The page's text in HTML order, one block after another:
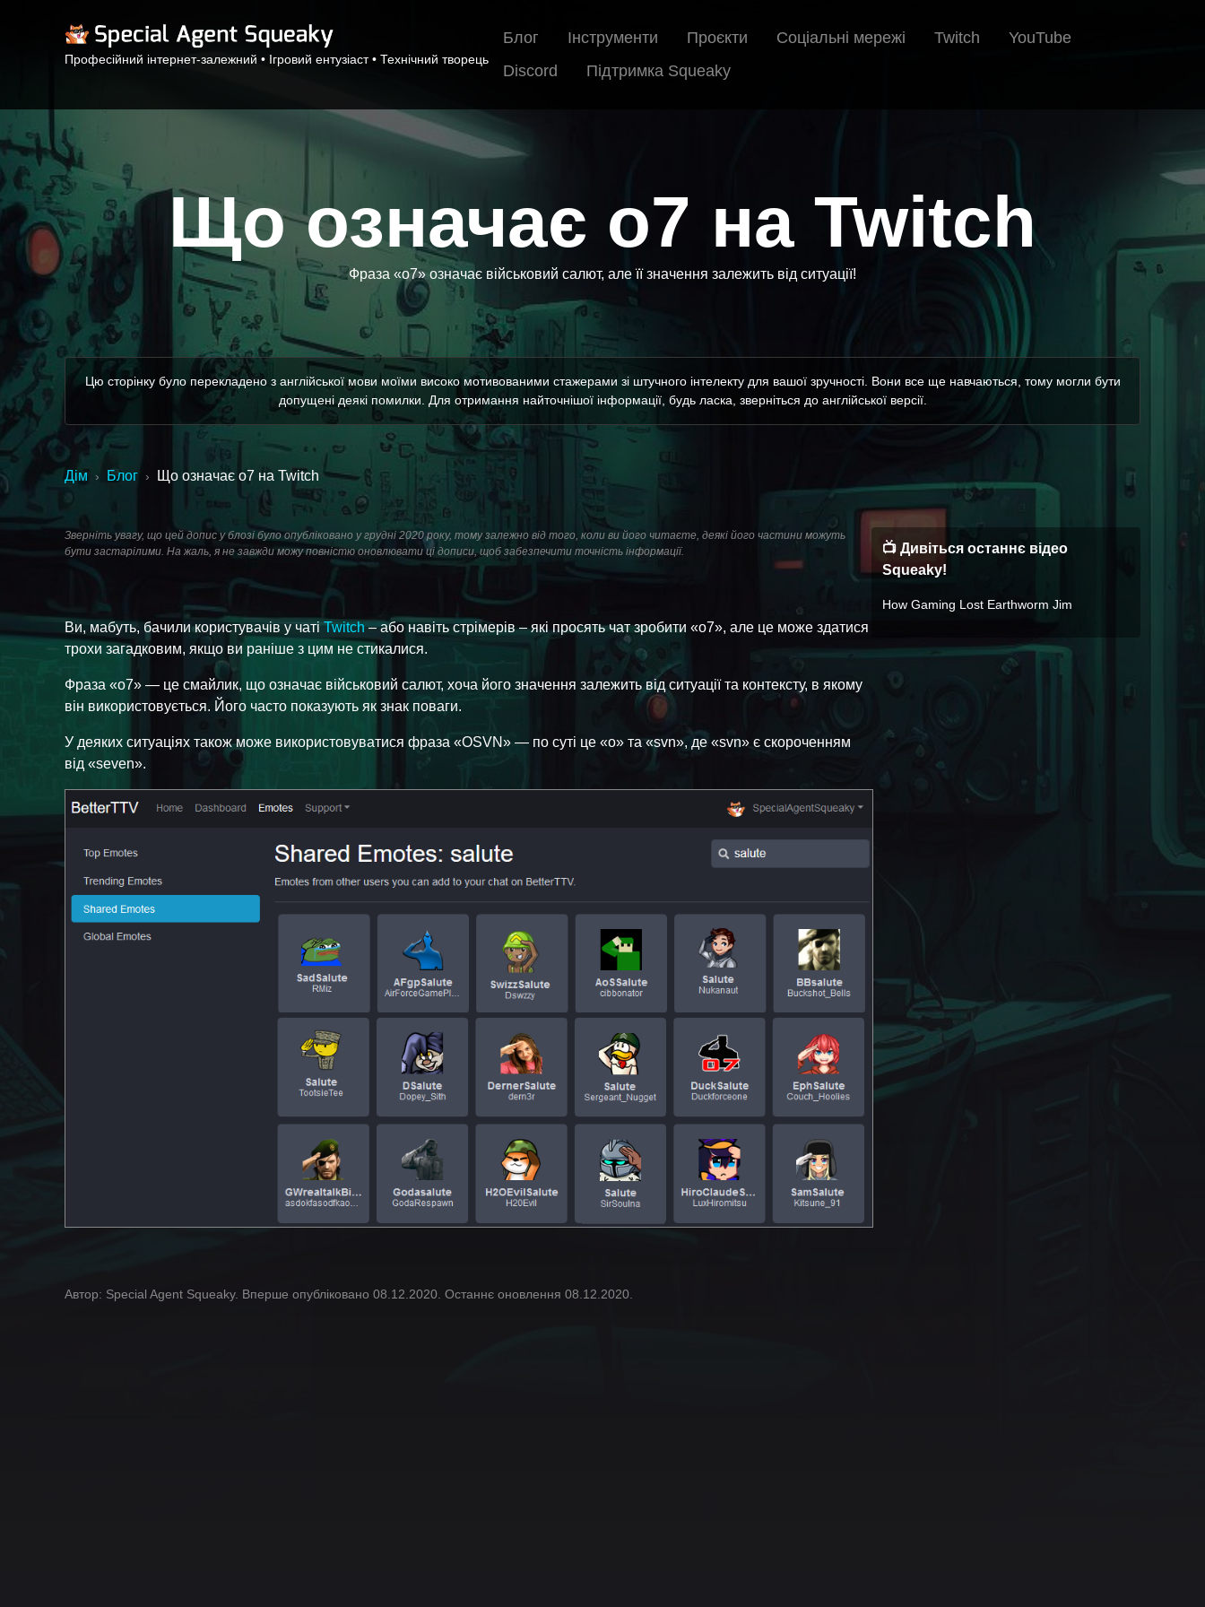
Професійний інтернет-залежний • Ігровий ентузіаст • Технічний творець
Блог Інструменти Проєкти Соціальні мережі Twitch
YouTube
Discord
Підтримка Squeaky
Що означає o7 на Twitch
Фраза «о7» означає військовий салют, але її значення залежить від ситуації!
Цю сторінку було перекладено з англійської мови моїми високо мотивованими стажерами зі штучного інтелекту для вашої зручності. Вони все ще навчаються, тому могли бути
допущені деякі помилки. Для отримання найточнішої інформації, будь ласка, зверніться до англійської версії.
Дім › Блог › Що означає o7 на Twitch
Зверніть увагу, що цей допис у блозі було опубліковано у грудні 2020 року, тому залежно від того, коли ви його читаєте, деякі його частини можуть
бути застарілими. На жаль, я не завжди можу повністю оновлювати ці дописи, щоб забезпечити точність інформації.
Ви, мабуть, бачили користувачів у чатіTwitch– або навіть стрімерів – які просять чат зробити «o7», але це може здатися
трохи загадковим, якщо ви раніше з цим не стикалися.
Фраза «o7» — це смайлик, що означає військовий салют, хоча його значення залежить від ситуації та контексту, в якому
він використовується. Його часто показують як знак поваги.
У деяких ситуаціях також може використовуватися фраза «OSVN» — по суті це «o» та «svn», де «svn» є скороченням
від «seven».
Автор: Special Agent Squeaky. Вперше опубліковано 08.12.2020. Останнє оновлення 08.12.2020.
📺 Дивіться останнє відео
Squeaky!
How Gaming Lost Earthworm Jim